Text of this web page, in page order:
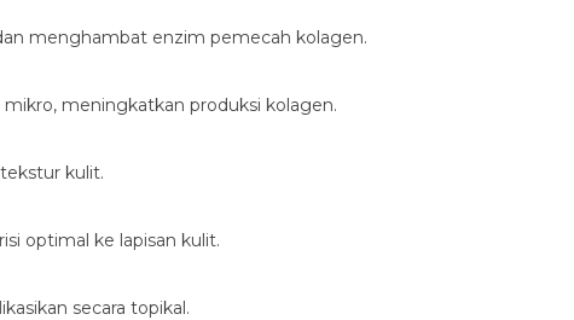
menghambat enzim pemecah kolagen.
meningkatkan produksi kolagen.
kulit.
optimal ke lapisan kulit.
secara topikal.